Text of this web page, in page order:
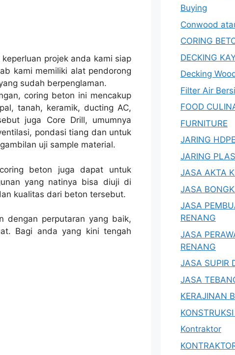
projek anda kami siap
kami memiliki alat pendorong
sudah berpenglaman.
coring beton ini mencakup
tanah, keramik, ducting AC,
juga Core Drill, umumnya
pondasi tiang dan untuk
uji sample material.
beton juga dapat untuk
yang natinya bisa diuji di
kualitas dari beton tersebut.
dengan perputaran yang baik,
Bagi anda yang kini tengah
Buying
Conwood
CORING
DECKING
Decking
Filter Air
FOOD
FURNITURE
JARING HDPE
JARING
JASA AKTA
JASA
JASA
RENANG
JASA
RENANG
JASA SUPIR
JASA
KERAJINAN
Kontraktor